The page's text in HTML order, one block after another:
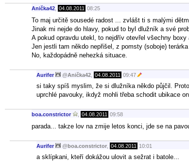
Anička42 04.08.2011 08:25
To maj určitě sousedé radost ... zvlášt ti s malými
Jinak mi nejde do hlavy, pokud to byl dlužník a své
A pokud opravdu utekl, to nejdřív otevřel všechny boxy
Jen jestli tam někdo nepřišel, z pomsty (soboje)
No, každopádně nehezká situace.
Aurifer @Anička42 04.08.2011 09:47
si taky spíš myslim, že si dlužníka někdo půjčil.
uprchlé pavouky, ikdyž mohli třeba schodit ubikace
boa.constrictor 04.08.2011 09:58
parada... takze lov na zmije letos konci, jde se na
Aurifer @boa.constrictor 04.08.2011 10:01
a sklípkani, kteří dokážou ulovit a sežrat i batole...